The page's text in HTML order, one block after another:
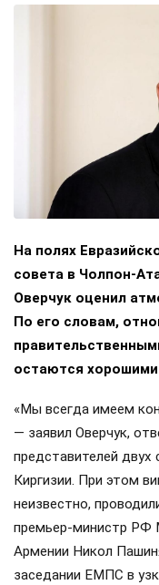
На полях
совета в Чолпон-
Оверчук оценил
По его словам,
остаются
«Мы всегда имеем
— заявил Оверчук,
представителей двух
Киргизии. При этом
неизвестно,
премьер-министр РФ
Армении Никол
заседании ЕМПС в